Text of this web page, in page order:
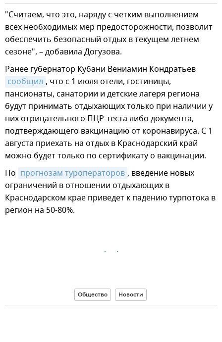
"Считаем, что это, наряду с четким выполнением
всех необходимых мер предосторожности, позволит
обеспечить безопасный отдых в текущем летнем
сезоне", – добавила Догузова.
Ранее губернатор Кубани Вениамин Кондратьев
сообщил , что с 1 июля отели, гостиницы,
пансионаты, санатории и детские лагеря региона
будут принимать отдыхающих только при наличии у
них отрицательного ПЦР-теста либо документа,
подтверждающего вакцинацию от коронавируса. С 1
августа приехать на отдых в Краснодарский край
можно будет только по сертификату о вакцинации.
По прогнозам туроператоров , введение новых
ограничений в отношении отдыхающих в
Краснодарском крае приведет к падению турпотока в
регион на 50-80%.
Общество Новости